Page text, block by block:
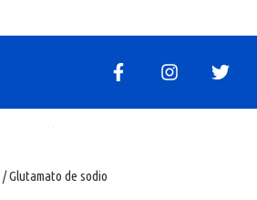
/ Glutamato de sodio